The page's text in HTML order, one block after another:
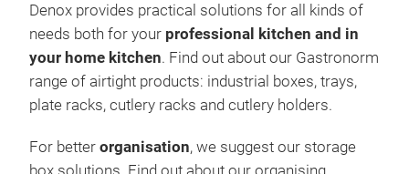
Denox provides practical solutions for all kinds of
needs both for your professional kitchen and in
your home kitchen. Find out about our Gastronorm
range of airtight products: industrial boxes, trays,
plate racks, cutlery racks and cutlery holders.
For better organisation, we suggest our storage